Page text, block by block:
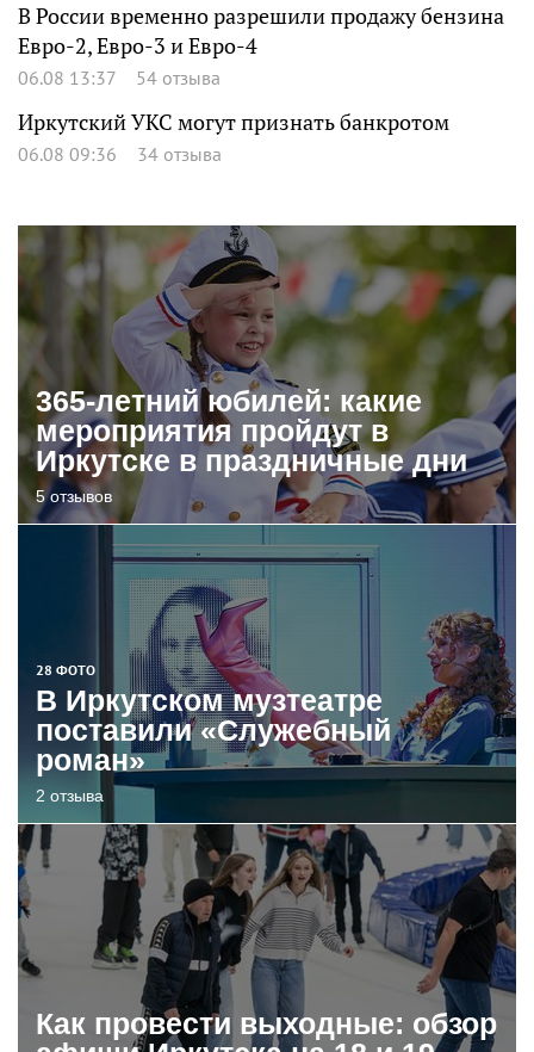
В России временно разрешили продажу бензина
Евро-2, Евро-3 и Евро-4
06.08 13:37 54 отзыва
Иркутский УКС могут признать банкротом
06.08 09:36 34 отзыва
365-летний юбилей: какие
мероприятия пройдут в
Иркутске в праздничные дни
5 отзывов
28 ФОТО
В Иркутском музтеатре
поставили «Служебный
роман»
2 отзыва
Как провести выходные: обзор